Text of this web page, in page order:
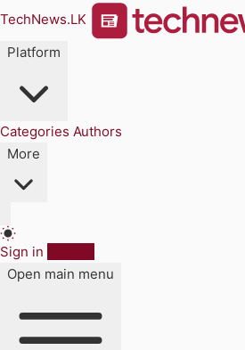
TechNews.LK
Platform
Categories Authors
More
Sign in
Open main menu